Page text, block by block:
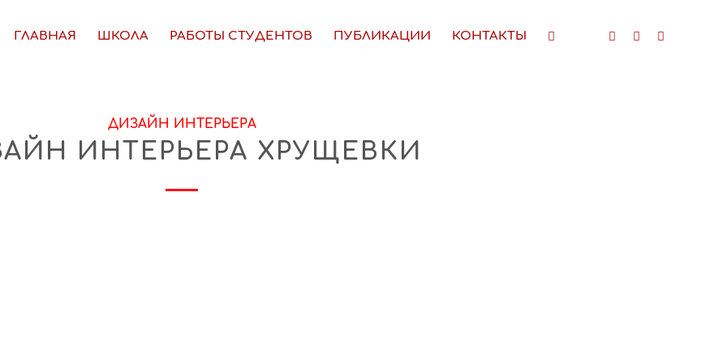
ГЛАВНАЯ ШКОЛА РАБОТЫ СТУДЕНТОВ ПУБЛИКАЦИИ КОНТАКТЫ
ДИЗАЙН ИНТЕРЬЕРА
ИНТЕРЬЕРА ХРУЩЕВКИ